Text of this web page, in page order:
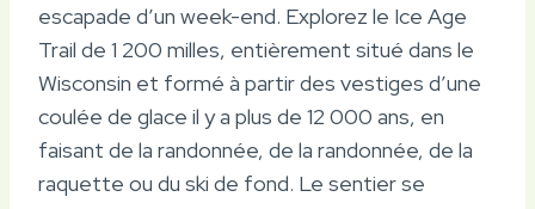
escapade d’un week-end. Explorez le Ice Age
Trail de 1 200 milles, entièrement situé dans le
Wisconsin et formé à partir des vestiges d’une
coulée de glace il y a plus de 12 000 ans, en
faisant de la randonnée, de la randonnée, de la
raquette ou du ski de fond. Le sentier se